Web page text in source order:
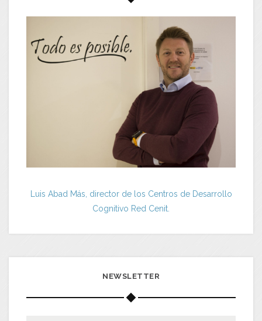
Luis Abad Más, director de los Centros de Desarrollo
Cognitivo Red Cenit.
NEWSLETTER